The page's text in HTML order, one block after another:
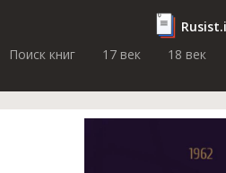
Поиск книг
17 век 18 век